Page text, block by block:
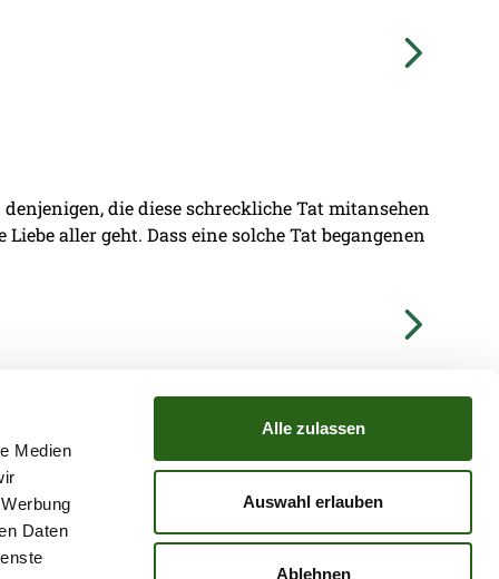
Medien
Daten
Alle zulassen
Auswahl erlauben
Ablehnen
die diese schreckliche Tat mitansehen
aller geht. Dass eine solche Tat begangenen
ATGB